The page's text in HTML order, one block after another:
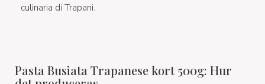
culinaria di Trapani.
Pasta Busiata Trapanese kort 500g: Hur